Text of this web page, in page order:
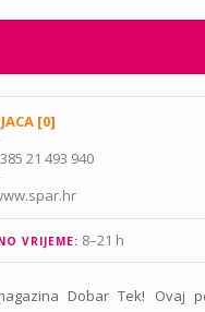
[0]
21 493 940
VRIJEME: 8–21 h
Dobar Tek! Ovaj